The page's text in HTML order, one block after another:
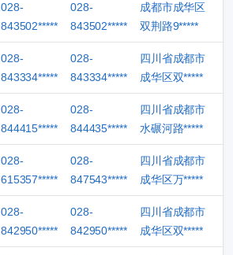
028-
843502*****
028-
843502*****
成都市成华区
双荆路9*****
028-
843334*****
028-
843334*****
四川省成都市
成华区双*****
028-
844415*****
028-
844435*****
四川省成都市
水碾河路*****
028-
615357*****
028-
847543*****
四川省成都市
成华区万*****
028-
842950*****
028-
842950*****
四川省成都市
成华区双*****